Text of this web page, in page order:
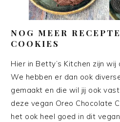
NOG MEER
COOKIES
Hier in Betty’s Kitchen zijn wij
We hebben er dan ook
gemaakt en die wil jij ook
deze vegan Oreo Chocolate
het ook heel goed in dit